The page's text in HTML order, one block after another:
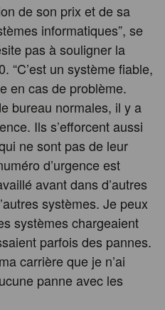
de son prix et de sa
informatiques”, se
pas à souligner la
“C’est un système fiable,
en cas de problème.
bureau normales, il y a
Ils s’efforcent aussi
ne sont pas de leur
d’urgence est
avant dans d’autres
systèmes. Je peux
systèmes chargeaient
parfois des pannes.
carrière que je n’ai
panne avec les